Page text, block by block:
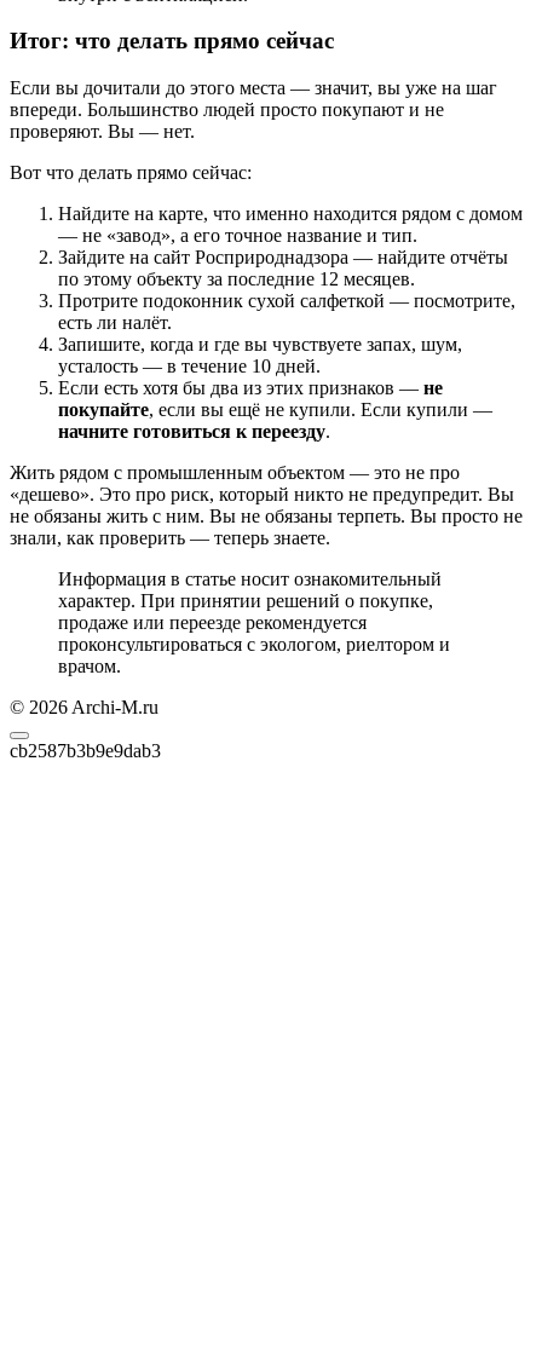
Итог: что делать прямо сейчас
Если вы дочитали до этого места — значит, вы уже на шаг
впереди. Большинство людей просто покупают и не
проверяют. Вы — нет.
Вот что делать прямо сейчас:
Найдите на карте, что именно находится рядом с домом
— не «завод», а его точное название и тип.
Зайдите на сайт Росприроднадзора — найдите отчёты
по этому объекту за последние 12 месяцев.
Протрите подоконник сухой салфеткой — посмотрите,
есть ли налёт.
Запишите, когда и где вы чувствуете запах, шум,
усталость — в течение 10 дней.
Если есть хотя бы два из этих признаков — не
покупайте, если вы ещё не купили. Если купили —
начните готовиться к переезду.
Жить рядом с промышленным объектом — это не про
«дешево». Это про риск, который никто не предупредит. Вы
не обязаны жить с ним. Вы не обязаны терпеть. Вы просто не
знали, как проверить — теперь знаете.
Информация в статье носит ознакомительный
характер. При принятии решений о покупке,
продаже или переезде рекомендуется
проконсультироваться с экологом, риелтором и
врачом.
© 2026 Archi-M.ru
cb2587b3b9e9dab3